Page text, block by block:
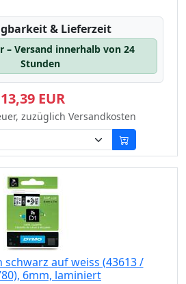
& Lieferzeit
– Versand innerhalb von 24
Stunden
13,39 EUR
zuzüglich Versandkosten
schwarz auf weiss (43613 /
6mm, laminiert